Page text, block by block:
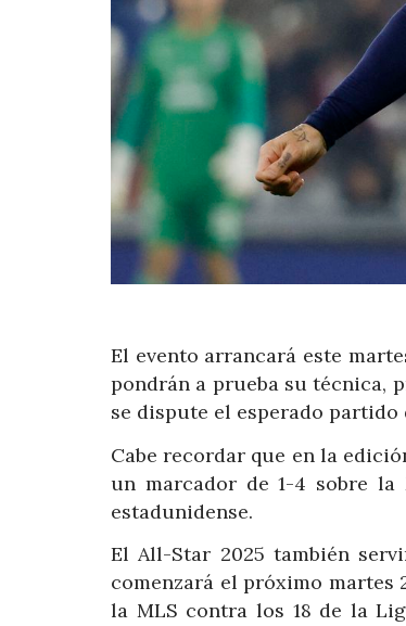
El evento arrancará este
pondrán a prueba su técnica,
se dispute el esperado partido
Cabe recordar que en la
un marcador de 1-4 sobre la
estadunidense.
El All-Star 2025 también
comenzará el próximo martes
la MLS contra los 18 de la